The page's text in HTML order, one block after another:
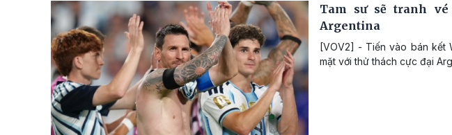
Tam sư sẽ tranh
Argentina
[VOV2] - Tiến vào bán kết
mặt với thử thách cực đại